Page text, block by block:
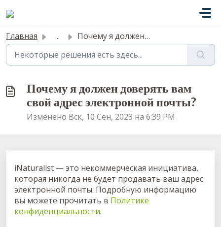
Главная ... Почему я должен доверять вам свой адрес электронной почты?
Почему я должен доверять вам
свой адрес электронной почты?
Изменено Вск, 10 Сен, 2023 на 6:39 PM
iNaturalist — это некоммерческая инициатива,
которая никогда не будет продавать ваш адрес
электронной почты. Подробную информацию
вы можете прочитать в Политике
конфиденциальности.